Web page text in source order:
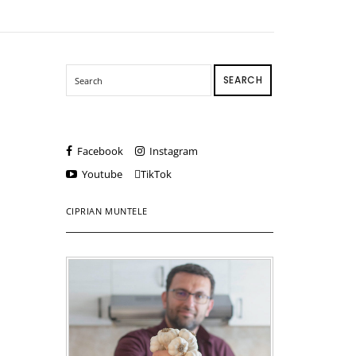
SEARCH
Facebook
Instagram
Youtube
TikTok
CIPRIAN MUNTELE